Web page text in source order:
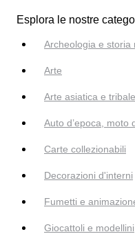
Esplora le nostre
Archeologia e storia
Arte
Arte asiatica e tribale
Auto d’epoca, moto
Carte collezionabili
Decorazioni d'interni
Fumetti e
Giocattoli e modellini